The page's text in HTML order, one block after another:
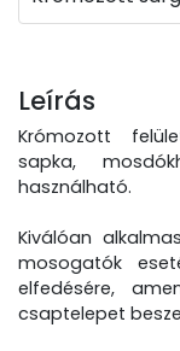
Leírás
Krómozott
sapka,
használható.
Kiválóan
mosogatók
elfedésére,
csaptelepet